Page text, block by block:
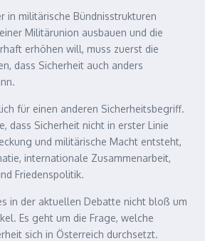
in militärische Bündnisstrukturen
Militärunion ausbauen und die
erhöhen will, muss zuerst die
dass Sicherheit auch anders
für einen anderen Sicherheitsbegriff.
dass Sicherheit nicht in erster Linie
und militärische Macht entsteht,
internationale Zusammenarbeit,
Friedenspolitik.
in der aktuellen Debatte nicht bloß um
Es geht um die Frage, welche
sich in Österreich durchsetzt.